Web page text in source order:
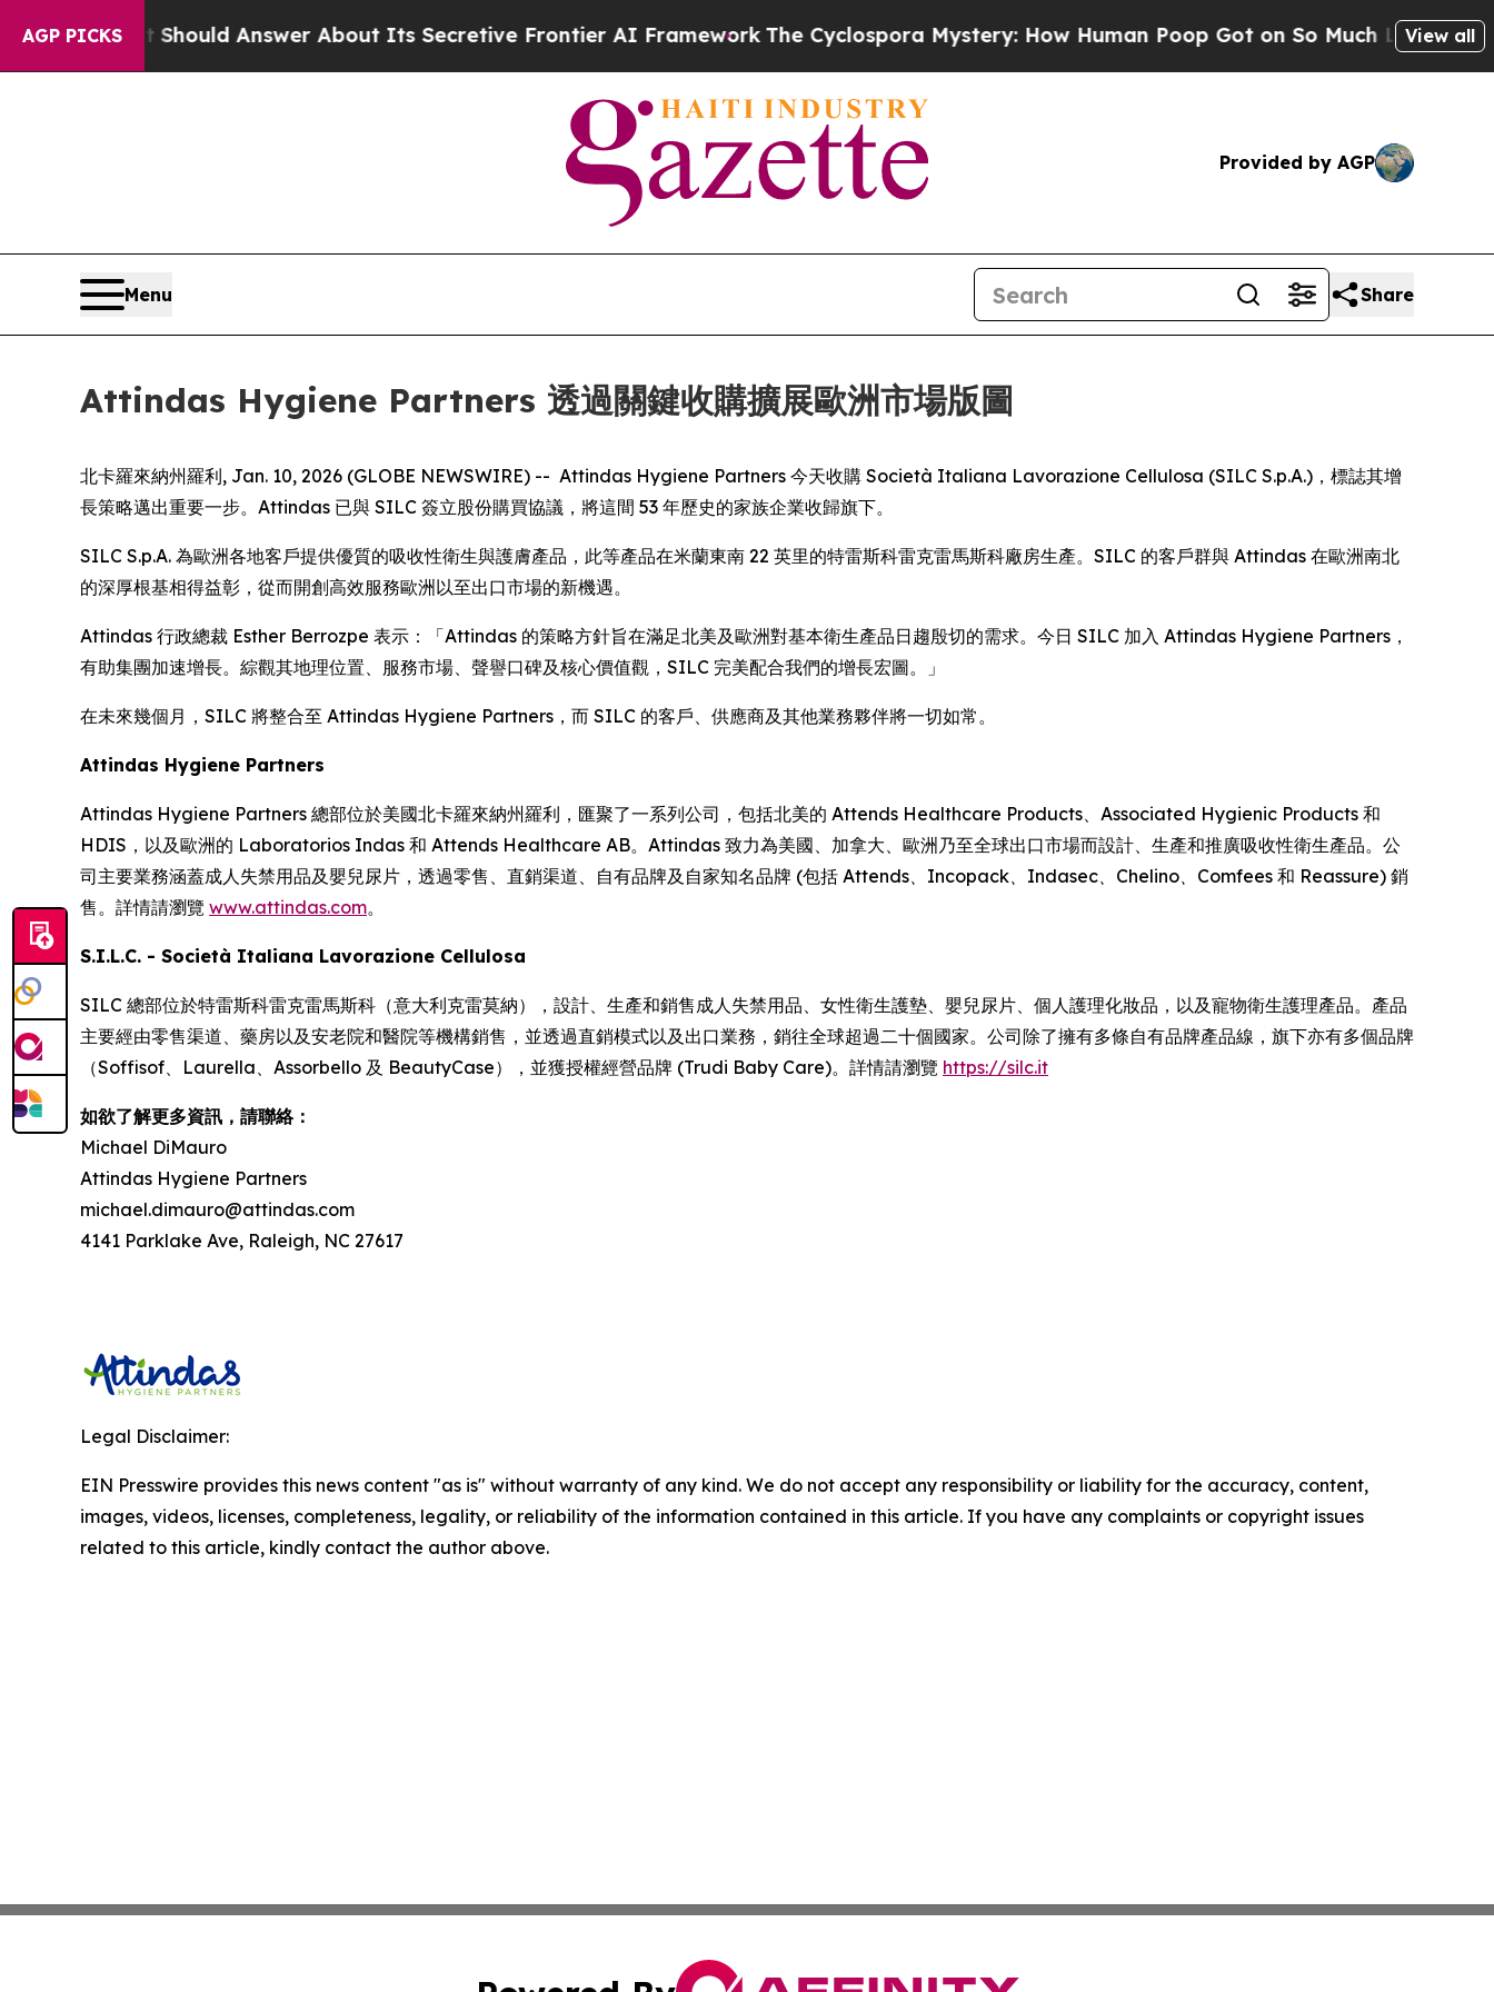
AGP PICKSShould Answer About Its Secretive Frontier AI FrameworkThe Cyclospora Mystery: How Human Poop Got on So Much Lettuce View all
Provided by AGP
Menu Share
Attindas Hygiene Partners 透過關鍵收購擴展歐洲市場版圖
北卡羅來納州羅利, Jan. 10, 2026 (GLOBE NEWSWIRE) -- Attindas Hygiene Partners 今天收購 Società Italiana Lavorazione Cellulosa (SILC S.p.A.)，標誌其增
長策略邁出重要一步。Attindas 已與 SILC 簽立股份購買協議，將這間 53 年歷史的家族企業收歸旗下。
SILC S.p.A. 為歐洲各地客戶提供優質的吸收性衛生與護膚產品，此等產品在米蘭東南 22 英里的特雷斯科雷克雷馬斯科廠房生產。SILC 的客戶群與 Attindas 在歐洲南北
的深厚根基相得益彰，從而開創高效服務歐洲以至出口市場的新機遇。
Attindas 行政總裁 Esther Berrozpe 表示：「Attindas 的策略方針旨在滿足北美及歐洲對基本衛生產品日趨殷切的需求。今日 SILC 加入 Attindas Hygiene Partners，
有助集團加速增長。綜觀其地理位置、服務市場、聲譽口碑及核心價值觀，SILC 完美配合我們的增長宏圖。」
在未來幾個月，SILC 將整合至 Attindas Hygiene Partners，而 SILC 的客戶、供應商及其他業務夥伴將一切如常。
Attindas Hygiene Partners
Attindas Hygiene Partners 總部位於美國北卡羅來納州羅利，匯聚了一系列公司，包括北美的 Attends Healthcare Products、Associated Hygienic Products 和
HDIS，以及歐洲的 Laboratorios Indas 和 Attends Healthcare AB。Attindas 致力為美國、加拿大、歐洲乃至全球出口市場而設計、生產和推廣吸收性衛生產品。公
司主要業務涵蓋成人失禁用品及嬰兒尿片，透過零售、直銷渠道、自有品牌及自家知名品牌 (包括 Attends、Incopack、Indasec、Chelino、Comfees 和 Reassure) 銷
售。詳情請瀏覽 www.attindas.com。
S.I.L.C. - Società Italiana Lavorazione Cellulosa
SILC 總部位於特雷斯科雷克雷馬斯科（意大利克雷莫納），設計、生產和銷售成人失禁用品、女性衛生護墊、嬰兒尿片、個人護理化妝品，以及寵物衛生護理產品。產品
主要經由零售渠道、藥房以及安老院和醫院等機構銷售，並透過直銷模式以及出口業務，銷往全球超過二十個國家。公司除了擁有多條自有品牌產品線，旗下亦有多個品牌
（Soffisof、Laurella、Assorbello 及 BeautyCase），並獲授權經營品牌 (Trudi Baby Care)。詳情請瀏覽 https://silc.it
如欲了解更多資訊，請聯絡：
Michael DiMauro
Attindas Hygiene Partners
michael.dimauro@attindas.com
4141 Parklake Ave, Raleigh, NC 27617
Legal Disclaimer:
EIN Presswire provides this news content "as is" without warranty of any kind. We do not accept any responsibility or liability for the accuracy, content,
images, videos, licenses, completeness, legality, or reliability of the information contained in this article. If you have any complaints or copyright issues
related to this article, kindly contact the author above.